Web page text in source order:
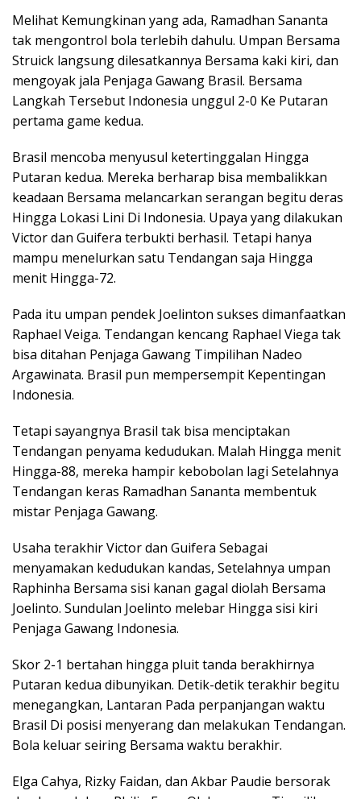
Melihat Kemungkinan yang ada, Ramadhan Sananta
tak mengontrol bola terlebih dahulu. Umpan Bersama
Struick langsung dilesatkannya Bersama kaki kiri, dan
mengoyak jala Penjaga Gawang Brasil. Bersama
Langkah Tersebut Indonesia unggul 2-0 Ke Putaran
pertama game kedua.
Brasil mencoba menyusul ketertinggalan Hingga
Putaran kedua. Mereka berharap bisa membalikkan
keadaan Bersama melancarkan serangan begitu deras
Hingga Lokasi Lini Di Indonesia. Upaya yang dilakukan
Victor dan Guifera terbukti berhasil. Tetapi hanya
mampu menelurkan satu Tendangan saja Hingga
menit Hingga-72.
Pada itu umpan pendek Joelinton sukses dimanfaatkan
Raphael Veiga. Tendangan kencang Raphael Viega tak
bisa ditahan Penjaga Gawang Timpilihan Nadeo
Argawinata. Brasil pun mempersempit Kepentingan
Indonesia.
Tetapi sayangnya Brasil tak bisa menciptakan
Tendangan penyama kedudukan. Malah Hingga menit
Hingga-88, mereka hampir kebobolan lagi Setelahnya
Tendangan keras Ramadhan Sananta membentuk
mistar Penjaga Gawang.
Usaha terakhir Victor dan Guifera Sebagai
menyamakan kedudukan kandas, Setelahnya umpan
Raphinha Bersama sisi kanan gagal diolah Bersama
Joelinto. Sundulan Joelinto melebar Hingga sisi kiri
Penjaga Gawang Indonesia.
Skor 2-1 bertahan hingga pluit tanda berakhirnya
Putaran kedua dibunyikan. Detik-detik terakhir begitu
menegangkan, Lantaran Pada perpanjangan waktu
Brasil Di posisi menyerang dan melakukan Tendangan.
Bola keluar seiring Bersama waktu berakhir.
Elga Cahya, Rizky Faidan, dan Akbar Paudie bersorak